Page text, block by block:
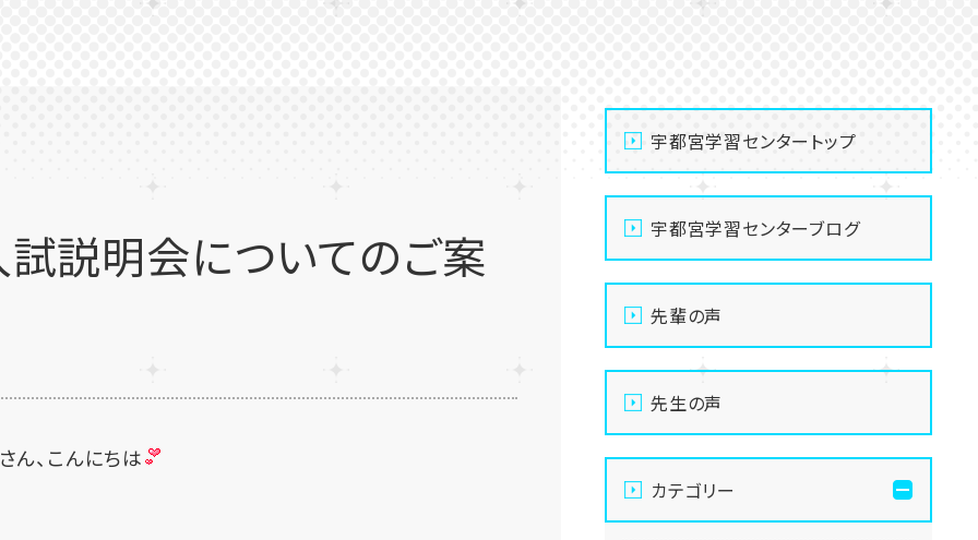
試説明会についてのご案
ん、こんにちは
宇都宮学習センタートップ
宇都宮学習センターブログ
先輩の声
先生の声
カテゴリー